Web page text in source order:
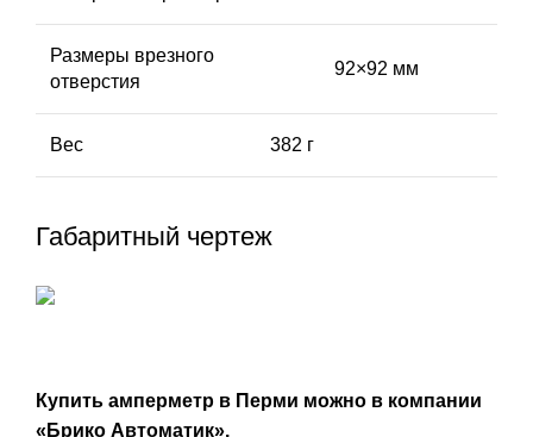
Размеры врезного
отверстия
92×92 мм
Вес 382 г
Габаритный чертеж
Купить амперметр в Перми можно в компании
«Брико Автоматик».